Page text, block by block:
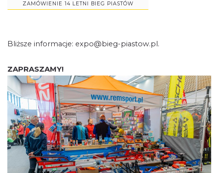
ZAMÓWIENIE 14 LETNI BIEG PIASTÓW
Bliższe informacje: expo@bieg-piastow.pl.
ZAPRASZAMY!